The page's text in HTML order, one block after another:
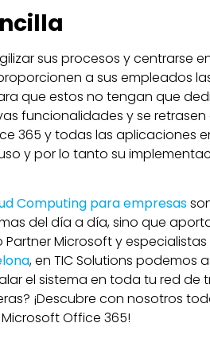
sus procesos y centrarse
a sus empleados
que estos no tengan que
funcionalidades y se retrasen
365 y todas las aplicaciones
y por lo tanto su
Computing para empresas
del día a día, sino que
Microsoft y especialistas
, en TIC Solutions podemos
el sistema en toda tu red de
¡Descubre con nosotros
Office 365!